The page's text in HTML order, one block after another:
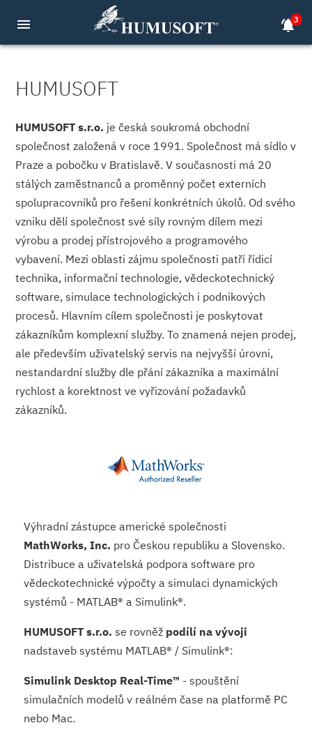
menu notifications_active3
HUMUSOFT
HUMUSOFT s.r.o. je česká soukromá obchodní
společnost založená v roce 1991. Společnost má sídlo v
Praze a pobočku v Bratislavě. V současnosti má 20
stálých zaměstnanců a proměnný počet externích
spolupracovníků pro řešení konkrétních úkolů. Od svého
vzniku dělí společnost své síly rovným dílem mezi
výrobu a prodej přístrojového a programového
vybavení. Mezi oblasti zájmu společnosti patří řídicí
technika, informační technologie, vědeckotechnický
software, simulace technologických i podnikových
procesů. Hlavním cílem společnosti je poskytovat
zákazníkům komplexní služby. To znamená nejen prodej,
ale především uživatelský servis na nejvyšší úrovni,
nestandardní služby dle přání zákazníka a maximální
rychlost a korektnost ve vyřizování požadavků
zákazníků.
Výhradní zástupce americké společnosti
MathWorks, Inc. pro Českou republiku a Slovensko.
Distribuce a uživatelská podpora software pro
vědeckotechnické výpočty a simulaci dynamických
systémů - MATLAB® a Simulink®.
HUMUSOFT s.r.o. se rovněž podílí na vývoji
nadstaveb systému MATLAB® / Simulink®:
Simulink Desktop Real-Time™ - spouštění
simulačních modelů v reálném čase na platformě PC
nebo Mac.